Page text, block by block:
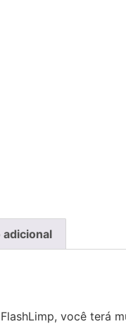
adicional
você terá